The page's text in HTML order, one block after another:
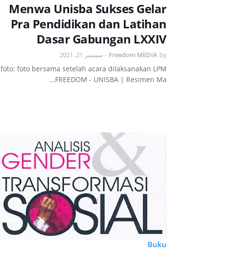
Menwa Unisba Sukses Gelar
Pra Pendidikan dan Latihan
Dasar Gabungan LXXIV
by
Freedom MEDIA
- سبتمبر 21, 2021
foto: foto bersama setelah acara dilaksanakan LPM
FREEDOM - UNISBA | Resimen Ma…
Buku